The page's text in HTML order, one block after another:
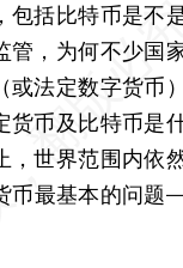
包括比特币是不
管，为何不少国
或法定数字货币
货币及比特币是
，世界范围内依
币最基本的问